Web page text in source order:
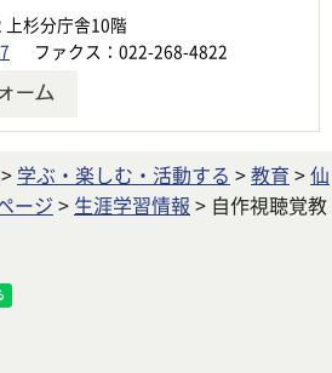
杉分庁舎10階
ファクス：022-268-4822
> 学ぶ・楽しむ・活動する >教育 >仙
ージ > 生涯学習情報 > 自作視聴覚教